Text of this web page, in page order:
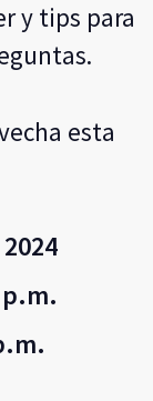
y tips para
esta